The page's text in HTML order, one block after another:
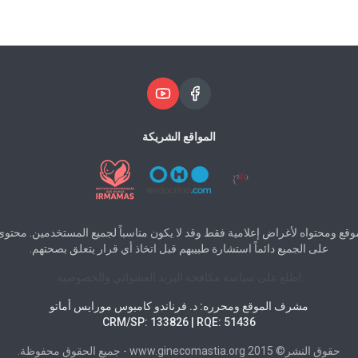
المواقع الشريكة
ومحتواه لأغراض إعلامية فقط وقد لا يكون مناسباً لجميع المستخدمين.
على الجميع دائماً استشارة طبيبهم قبل اتخاذ أي قرار يتعلق بصحتهم.
مشرف الموقع ومحرره: د. فرناندو كامبوس مورايس أماتو
CRM/SP: 133826 | RQE: 51436
حقوق النشر© 2015 www.ginecomastia.org - جميع الحقوق محفوظة.